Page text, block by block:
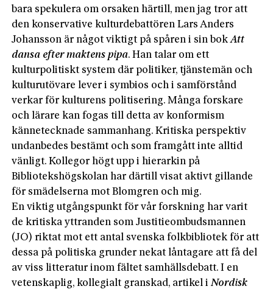
bara spekulera om orsaken härtill, men jag tror att
den konservative kulturdebattören Lars Anders
Johansson är något viktigt på spåren i sin bokAtt
dansa efter maktens pipa. Han talar om ett
kulturpolitiskt system där politiker, tjänstemän och
kulturutövare lever i symbios och i samförstånd
verkar för kulturens politisering. Många forskare
och lärare kan fogas till detta av konformism
kännetecknade sammanhang. Kritiska perspektiv
undanbedes bestämt och som framgått inte alltid
vänligt. Kollegor högt upp i hierarkin på
Bibliotekshögskolan har därtill visat aktivt gillande
för smädelserna mot Blomgren och mig.
En viktig utgångspunkt för vår forskning har varit
de kritiska yttranden som Justitieombudsmannen
(JO) riktat mot ett antal svenska folkbibliotek för att
dessa på politiska grunder nekat låntagare att få del
av viss litteratur inom fältet samhällsdebatt. I en
vetenskaplig, kollegialt granskad, artikel iNordisk